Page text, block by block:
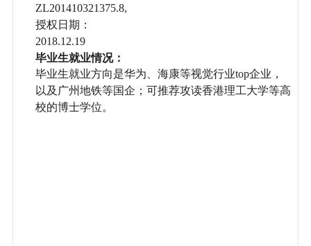
ZL201410321375.8,
授权日期：
2018.12.19
毕业生就业情况：
毕业生就业方向是华为、海康等视觉行业top企业，
以及广州地铁等国企；可推荐攻读香港理工大学等高
校的博士学位。